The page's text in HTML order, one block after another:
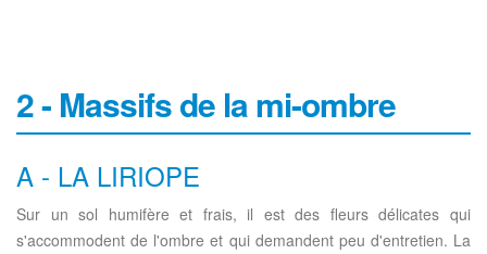
2 - Massifs de la mi-ombre
A - LA LIRIOPE
Sur un sol humifère et frais, il est des fleurs délicates qui
s'accommodent de l'ombre et qui demandent peu d'entretien. La